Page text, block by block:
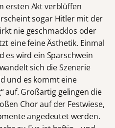
ersten Akt verblüffen
sogar Hitler mit der
nie geschmacklos oder
eine feine Ästhetik. Einmal
es wird ein Sparschwein
sich die Szenerie
und es kommt eine
auf. Großartig gelingen die
Chor auf der Festwiese,
angedeutet werden.